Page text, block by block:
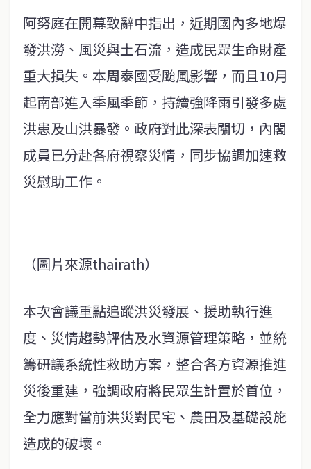
阿努庭在開幕致辭中指出，近期國內多地爆
發洪澇、風災與土石流，造成民眾生命財產
重大損失。本周泰國受颱風影響，而且10月
起南部進入季風季節，持續強降雨引發多處
洪患及山洪暴發。政府對此深表關切，內閣
成員已分赴各府視察災情，同步協調加速救
災慰助工作。
（圖片來源thairath）
本次會議重點追蹤洪災發展、援助執行進
度、災情趨勢評估及水資源管理策略，並統
籌研議系統性救助方案，整合各方資源推進
災後重建，強調政府將民眾生計置於首位，
全力應對當前洪災對民宅、農田及基礎設施
造成的破壞。